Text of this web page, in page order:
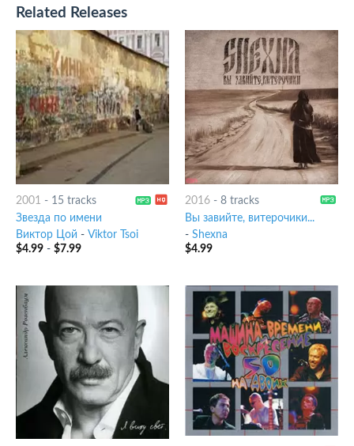
Related Releases
2001 - 15 tracks
Звезда по имени
Виктор Цой - Viktor Tsoi
$4.99- $7.99
2016- 8 tracks
Вы завийте, витерочики...
- Shexna
$4.99